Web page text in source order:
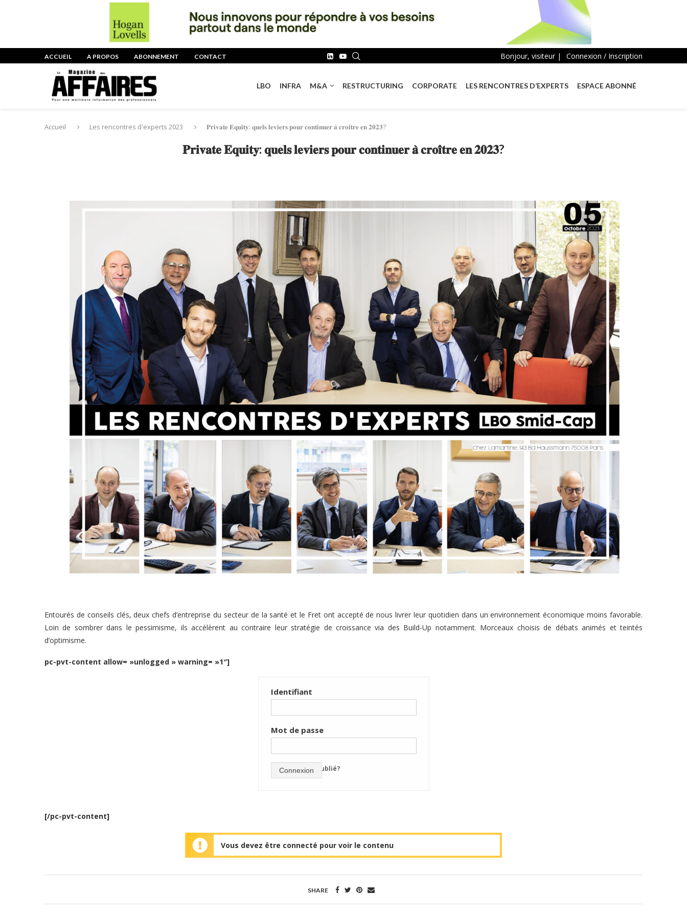
ACCUEIL A PROPOS ABONNEMENT CONTACT Bonjour, visiteur | Connexion / Inscription
LBO INFRA M&A RESTRUCTURING CORPORATE LES RENCONTRES D’EXPERTS ESPACE ABONNÉ
Accueil Les rencontres d'experts 2023 𝐏𝐫𝐢𝐯𝐚𝐭𝐞 𝐄𝐪𝐮𝐢𝐭𝐲: 𝐪𝐮𝐞𝐥𝐬 𝐥𝐞𝐯𝐢𝐞𝐫𝐬 𝐩𝐨𝐮𝐫 𝐜𝐨𝐧𝐭𝐢𝐧𝐮𝐞𝐫 𝐚̀ 𝐜𝐫𝐨𝐢̂𝐭𝐫𝐞 𝐞𝐧 𝟐𝟎𝟐𝟑?
𝐏𝐫𝐢𝐯𝐚𝐭𝐞 𝐄𝐪𝐮𝐢𝐭𝐲: 𝐪𝐮𝐞𝐥𝐬 𝐥𝐞𝐯𝐢𝐞𝐫𝐬 𝐩𝐨𝐮𝐫 𝐜𝐨𝐧𝐭𝐢𝐧𝐮𝐞𝐫 𝐚̀ 𝐜𝐫𝐨𝐢̂𝐭𝐫𝐞 𝐞𝐧 𝟐𝟎𝟐𝟑?
Entourés de conseils clés, deux chefs d’entreprise du secteur de la santé et le Fret ont accepté de nous livrer leur quotidien dans un environnement économique moins favorable.
Loin de sombrer dans le pessimisme, ils accélèrent au contraire leur stratégie de croissance via des Build-Up notamment. Morceaux choisis de débats animés et teintés
d’optimisme.
pc-pvt-content allow= »unlogged » warning= »1″]
Identifiant
Mot de passe
mot de passe oublié?
Connexion
[/pc-pvt-content]
Vous devez être connecté pour voir le contenu
SHARE